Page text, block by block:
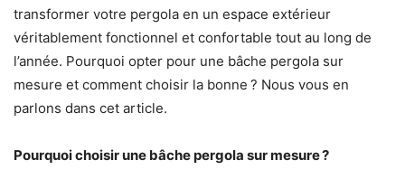
transformer votre pergola en un espace extérieur
véritablement fonctionnel et confortable tout au long de
l’année. Pourquoi opter pour une bâche pergola sur
mesure et comment choisir la bonne ? Nous vous en
parlons dans cet article.
Pourquoi choisir une bâche pergola sur mesure?